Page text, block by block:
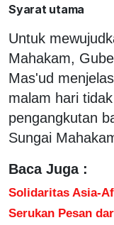
Syarat utama
Untuk
Mahakam,
Mas'ud
malam hari
pengangkutan
Sungai
Baca Juga :
Solidaritas Asia-
Serukan Pesan